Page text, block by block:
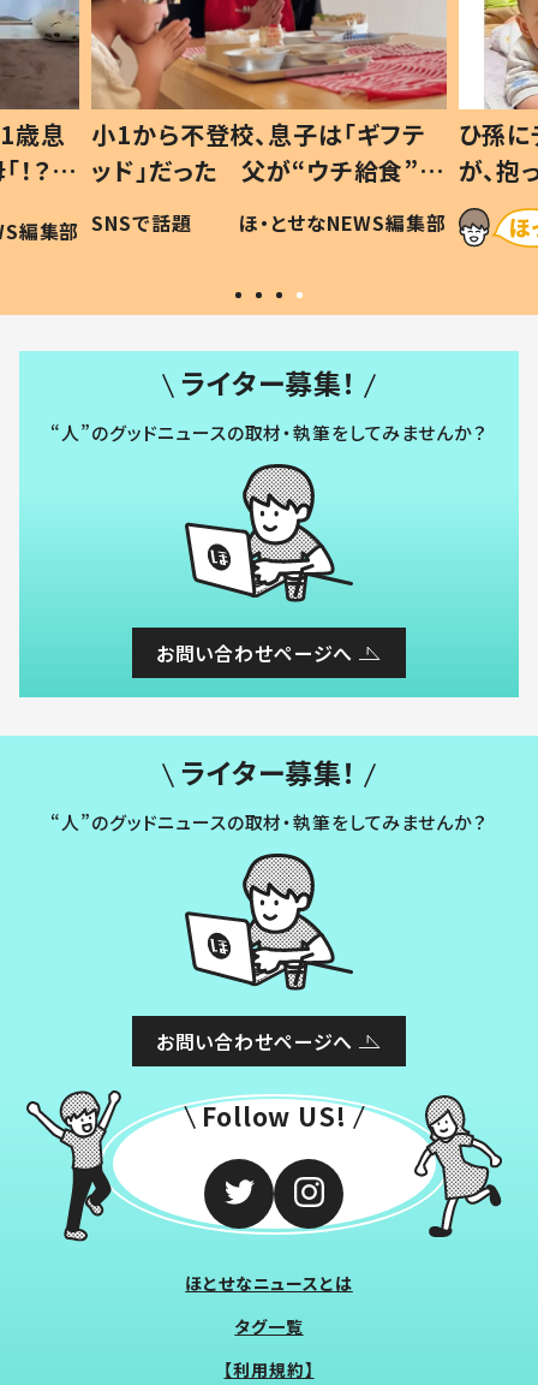
歳息
？」
編集部
小1から不登校、息子は「ギフテ
ッド」だった 父が“ウチ給食”を
作り続ける理由とは #令和の親
#令和の子
SNSで話題 ほ・とせなNEWS編集部
ひ孫
が、
「涙が
い」
ライター募集！
“人”のグッドニュースの取材・執筆をしてみませんか？
お問い合わせページへ
ライター募集！
“人”のグッドニュースの取材・執筆をしてみませんか？
お問い合わせページへ
Follow US!
ほとせなニュースとは
タグ一覧
【利用規約】